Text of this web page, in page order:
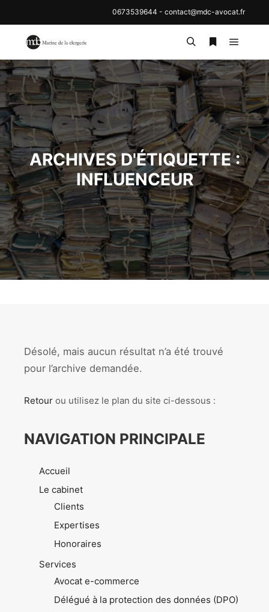
0673539644 - contact@mdc-avocat.fr
Menu
ARCHIVES D'ÉTIQUETTE :
INFLUENCEUR
Désolé, mais aucun résultat n’a été trouvé
pour l’archive demandée.
Retour ou utilisez le plan du site ci-dessous :
NAVIGATION PRINCIPALE
Accueil
Le cabinet
Clients
Expertises
Honoraires
Services
Avocat e-commerce
Délégué à la protection des données (DPO)